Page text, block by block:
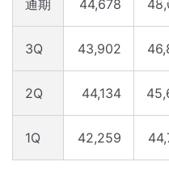
通期 44,678
3Q 43,902
2Q 44,134
1Q 42,259